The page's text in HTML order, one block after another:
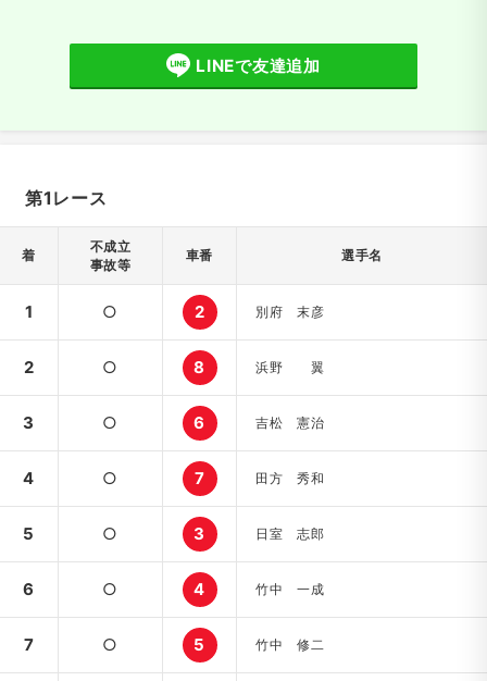
LINEで友達追加
第1レース
着
不成立
事故等
車番 選手名
1 ○ 2 別府 末彦
2 ○ 8 浜野 翼
3 ○ 6 吉松 憲治
4 ○ 7 田方 秀和
5 ○ 3 日室 志郎
6 ○ 4 竹中 一成
7 ○ 5 竹中 修二